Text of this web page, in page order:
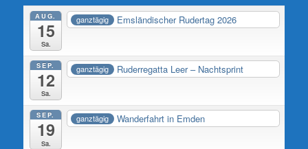
AUG.
15
Sa.
ganztägig Emsländischer Rudertag 2026
SEP.
12
Sa.
ganztägig Ruderregatta Leer – Nachtsprint
SEP.
19
Sa.
ganztägig Wanderfahrt in Emden